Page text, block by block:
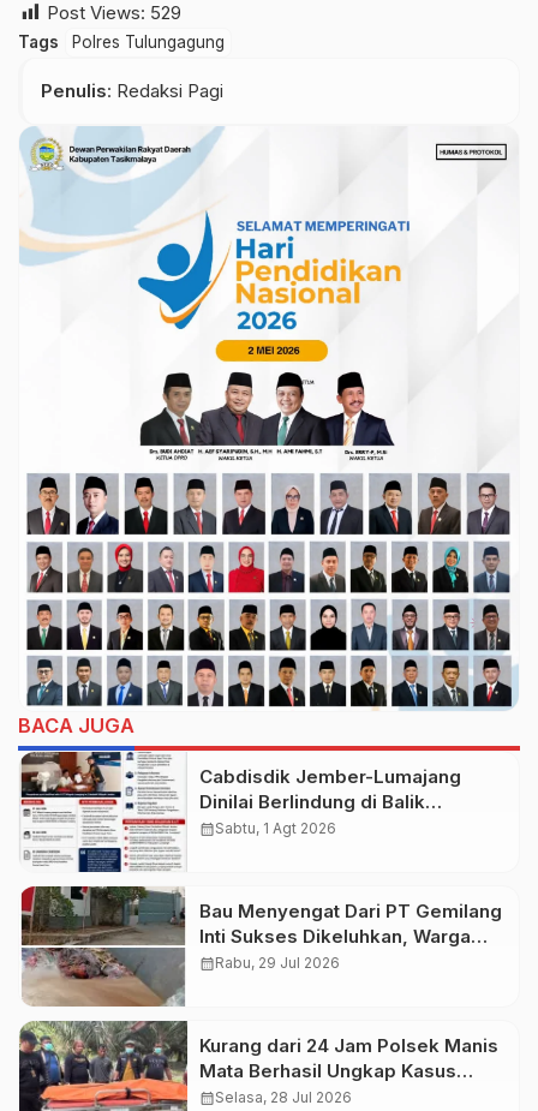
Post Views: 529
Tags Polres Tulungagung
Penulis: Redaksi Pagi
BACA JUGA
Cabdisdik Jember-Lumajang
Dinilai Berlindung di Balik
Birokrasi, KJJT: Kalau Tak Ada
calendar_monthSabtu, 1 Agt 2026
Bau Menyengat Dari PT Gemilang
Inti Sukses Dikeluhkan, Warga
Mojowangi Mojowarno Resah
calendar_monthRabu, 29 Jul 2026
Kurang dari 24 Jam Polsek Manis
Mata Berhasil Ungkap Kasus
Pembunuhan Korban Orang Hilang
calendar_monthSelasa, 28 Jul 2026